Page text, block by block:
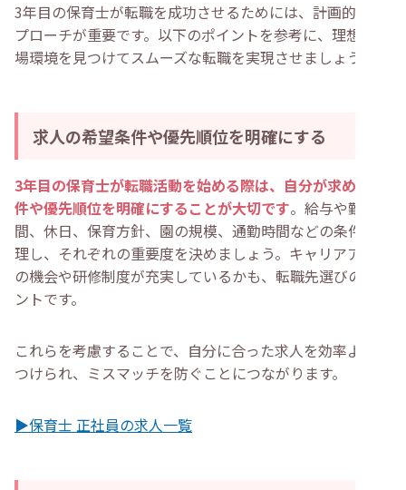
3年目の保育士が転職を成功させるためには、計画的なア
プローチが重要です。以下のポイントを参考に、理想の職
場環境を見つけてスムーズな転職を実現させましょう。
求人の希望条件や優先順位を明確にする
3年目の保育士が転職活動を始める際は、自分が求める条
件や優先順位を明確にすることが大切です。給与や勤務時
間、休日、保育方針、園の規模、通勤時間などの条件を整
理し、それぞれの重要度を決めましょう。キャリアアップ
の機会や研修制度が充実しているかも、転職先選びのポイ
ントです。
これらを考慮することで、自分に合った求人を効率よく見
つけられ、ミスマッチを防ぐことにつながります。
▶保育士 正社員の求人一覧